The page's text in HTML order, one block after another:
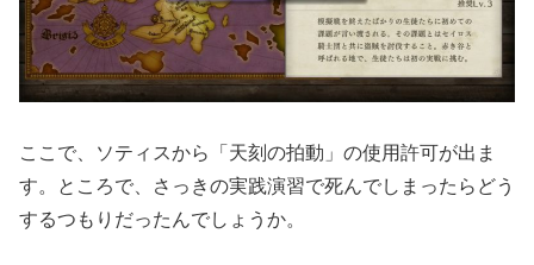
ここで、ソティスから「天刻の拍動」の使用許可が出ま
す。ところで、さっきの実践演習で死んでしまったらどう
するつもりだったんでしょうか。